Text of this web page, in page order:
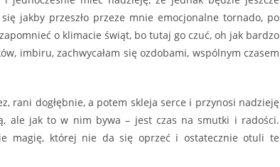
jakby przeszło przeze mnie emocjonalne tornado, po
o klimacie świąt, bo tutaj go czuć, oh jak bardzo
imbiru, zachwycałam się ozdobami, wspólnym czasem
rani dogłębnie, a potem skleja serce i przynosi nadzieję
ale jak to w nim bywa – jest czas na smutki i radości.
magię, której nie da się oprzeć i ostatecznie otuli te